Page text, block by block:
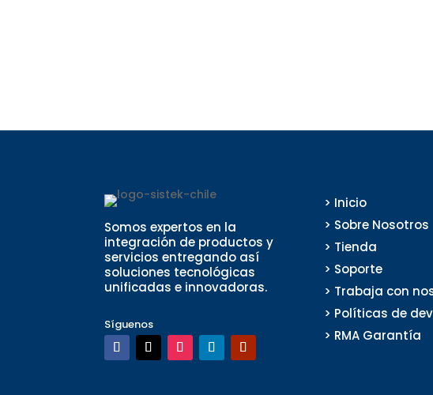
Somos expertos en la
integración de productos y
servicios entregando así
soluciones tecnológicas
unificadas e innovadoras.
Síguenos
> Inicio
> Sobre Nosotros
> Tienda
> Soporte
> Trabaja con
> Políticas de
> RMA Garantía